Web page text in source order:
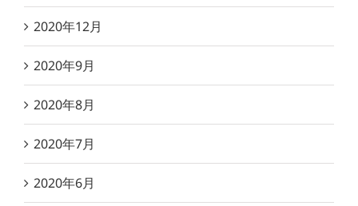
2020年12月
2020年9月
2020年8月
2020年7月
2020年6月